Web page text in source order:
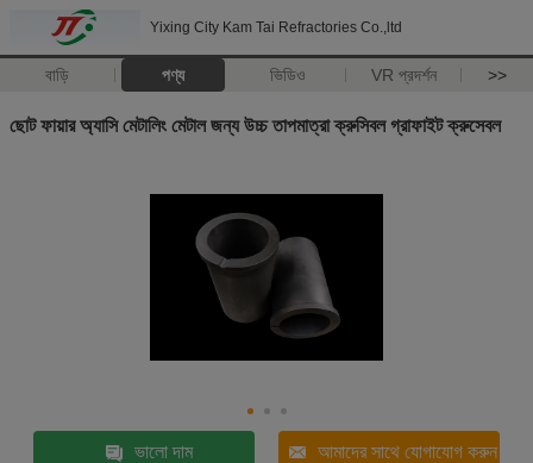
Yixing City Kam Tai Refractories Co.,ltd
বাড়ি পণ্য ভিডিও VR প্রদর্শন >>
ছোট ফায়ার অ্যাসি মেটালিং মেটাল জন্য উচ্চ তাপমাত্রা ক্রুসিবল গ্রাফাইট ক্রুসেবল
ভালো দাম আমাদের সাথে যোগাযোগ করুন